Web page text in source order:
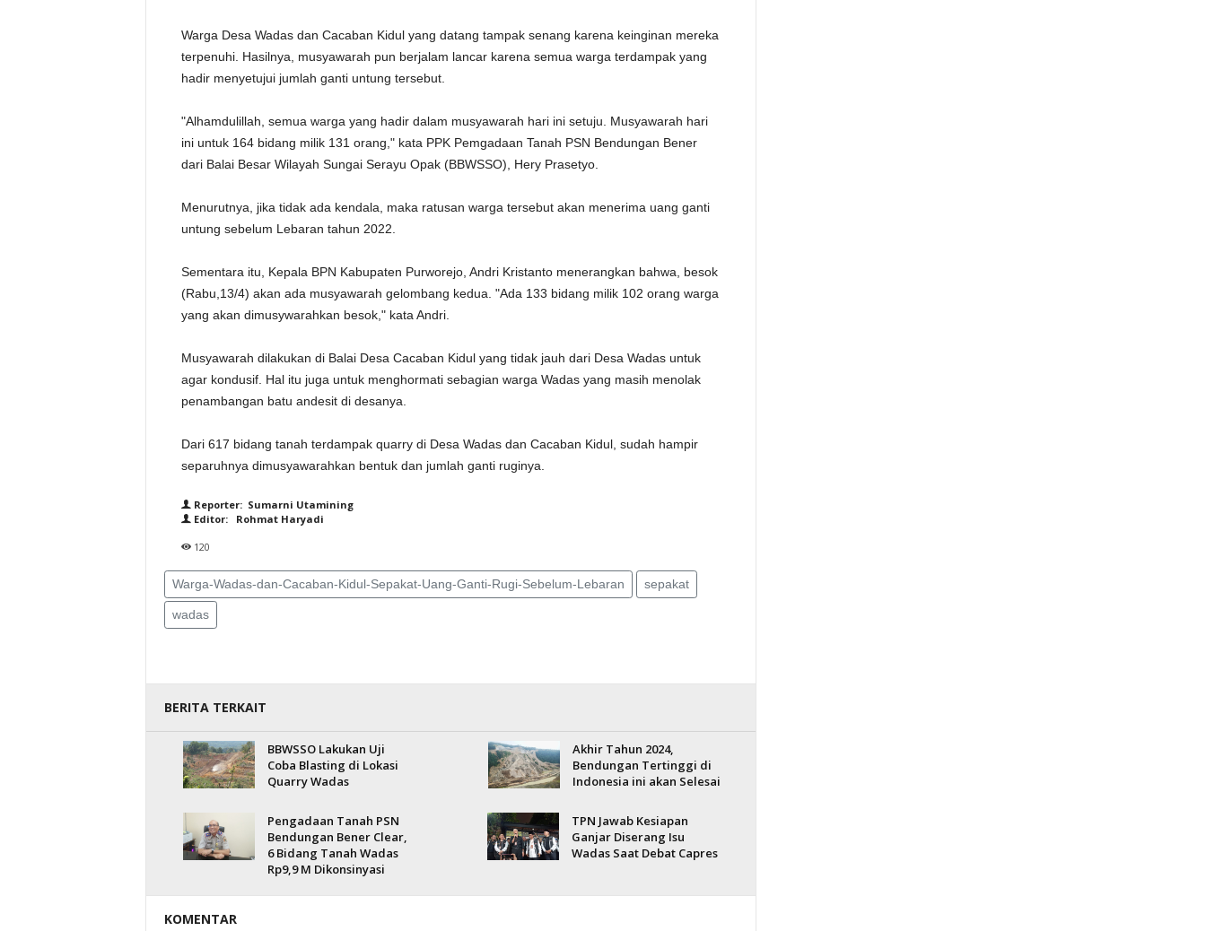
Warga Desa Wadas dan Cacaban Kidul yang datang tampak senang karena keinginan mereka
terpenuhi. Hasilnya, musyawarah pun berjalam lancar karena semua warga terdampak yang
hadir menyetujui jumlah ganti untung tersebut.
"Alhamdulillah, semua warga yang hadir dalam musyawarah hari ini setuju. Musyawarah hari
ini untuk 164 bidang milik 131 orang," kata PPK Pemgadaan Tanah PSN Bendungan Bener
dari Balai Besar Wilayah Sungai Serayu Opak (BBWSSO), Hery Prasetyo.
Menurutnya, jika tidak ada kendala, maka ratusan warga tersebut akan menerima uang ganti
untung sebelum Lebaran tahun 2022.
Sementara itu, Kepala BPN Kabupaten Purworejo, Andri Kristanto menerangkan bahwa, besok
(Rabu,13/4) akan ada musyawarah gelombang kedua. "Ada 133 bidang milik 102 orang warga
yang akan dimusywarahkan besok," kata Andri.
Musyawarah dilakukan di Balai Desa Cacaban Kidul yang tidak jauh dari Desa Wadas untuk
agar kondusif. Hal itu juga untuk menghormati sebagian warga Wadas yang masih menolak
penambangan batu andesit di desanya.
Dari 617 bidang tanah terdampak quarry di Desa Wadas dan Cacaban Kidul, sudah hampir
separuhnya dimusyawarahkan bentuk dan jumlah ganti ruginya.
Reporter: Sumarni Utamining
Editor: Rohmat Haryadi
120
Warga-Wadas-dan-Cacaban-Kidul-Sepakat-Uang-Ganti-Rugi-Sebelum-Lebaran sepakat
wadas
BERITA TERKAIT
BBWSSO Lakukan Uji
Coba Blasting di Lokasi
Quarry Wadas
Akhir Tahun 2024,
Bendungan Tertinggi di
Indonesia ini akan Selesai
Pengadaan Tanah PSN
Bendungan Bener Clear,
6 Bidang Tanah Wadas
Rp9,9 M Dikonsinyasi
TPN Jawab Kesiapan
Ganjar Diserang Isu
Wadas Saat Debat Capres
KOMENTAR